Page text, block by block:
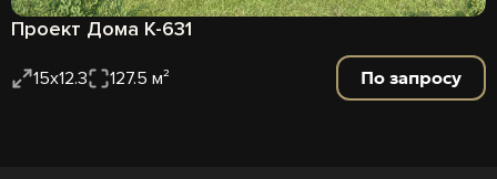
Проект Дома К-631
15х12.3 127.5 м² По запросу